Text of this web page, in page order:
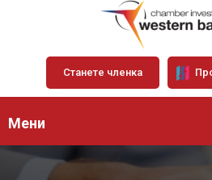
Станете членка
Мени